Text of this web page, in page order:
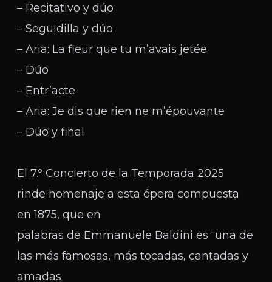
– Recitativo y dúo
– Seguidilla y dúo
– Aria: La fleur que tu m’avais jetée
– Dúo
– Entr’acte
– Aria: Je dis que rien ne m’épouvante
– Dúo y final
El 7.º Concierto de la Temporada 2025
rinde homenaje a esta ópera compuesta
en 1875, que en
palabras de Emmanuele Baldini es “una de
las más famosas, más tocadas, cantadas y
amadas